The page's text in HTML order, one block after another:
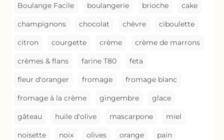
Boulange Facile boulangerie brioche cake
champignons chocolat chèvre ciboulette
citron courgette crème crème de marrons
crèmes & flans farine T80 feta
fleur d'oranger fromage fromage blanc
fromage à la crème gingembre glace
gâteau huile d'olive mascarpone miel
noisette noix olives orange pain